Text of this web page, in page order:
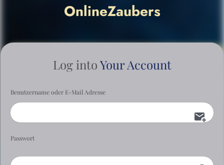
OnlineZaubers
Log intoYour Account
Benutzername oder E-Mail Adresse
Passwort